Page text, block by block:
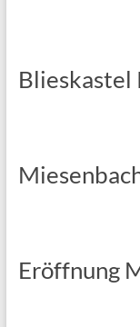
Blieskastel
Eröffnung